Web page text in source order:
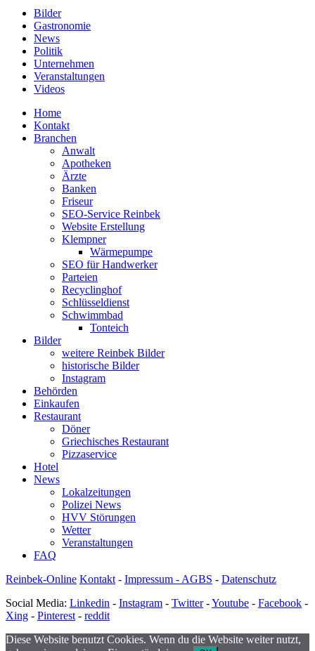
Bilder
Gastronomie
News
Politik
Unternehmen
Veranstaltungen
Videos
Home
Kontakt
Branchen
Anwalt
Apotheken
Ärzte
Banken
Friseur
SEO-Service Reinbek
Website Erstellung
Klempner
Wärmepumpe
SEO für Handwerker
Parteien
Recyclinghof
Schlüsseldienst
Schwimmbad
Tonteich
Bilder
weitere Reinbek Bilder
historische Bilder
Instagram
Behörden
Einkaufen
Restaurant
Döner
Griechisches Restaurant
Pizzaservice
Hotel
News
Lokalzeitungen
Polizei News
HVV Störungen
Wetter
Veranstaltungen
FAQ
Reinbek-Online Kontakt - Impressum - AGBS - Datenschutz
Social Media: Linkedin - Instagram - Twitter-Youtube - Facebook -
Xing - Pinterest - reddit
Diese Website benutzt Cookies. Wenn du die Website weiter nutzt,